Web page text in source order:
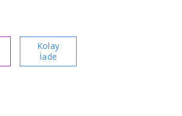
Kolay
İade